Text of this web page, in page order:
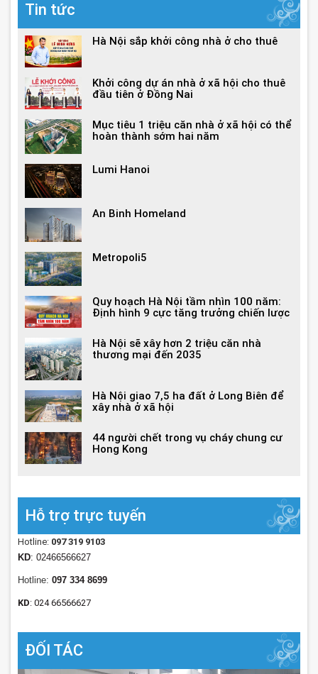
Tin tức
Hà Nội sắp khởi công nhà ở cho thuê
Khởi công dự án nhà ở xã hội cho thuê
đầu tiên ở Đồng Nai
Mục tiêu 1 triệu căn nhà ở xã hội có thể
hoàn thành sớm hai năm
Lumi Hanoi
An Binh Homeland
Metropoli5
Quy hoạch Hà Nội tầm nhìn 100 năm:
Định hình 9 cực tăng trưởng chiến lược
Hà Nội sẽ xây hơn 2 triệu căn nhà
thương mại đến 2035
Hà Nội giao 7,5 ha đất ở Long Biên để
xây nhà ở xã hội
44 người chết trong vụ cháy chung cư
Hong Kong
Hỗ trợ trực tuyến
Hotline: 097 319 9103
KD: 02466566627
Hotline: 097 334 8699
KD: 024 66566627
ĐỐI TÁC